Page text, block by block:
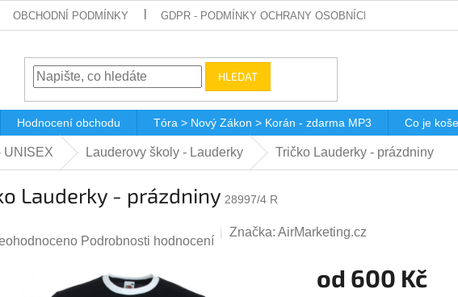
OBCHODNÍ PODMÍNKY GDPR - PODMÍNKY OCHRANY OSOBNÍCH ÚDAJŮ
HLEDAT
Hodnocení obchodu Tóra > Nový Zákon > Korán - zdarma MP3 Co je
UNISEX Lauderovy školy - Lauderky Tričko Lauderky - prázdniny
Lauderky - prázdniny 28997/4 R
Podrobnosti hodnocení
Značka: AirMarketing.cz
od 600 Kč